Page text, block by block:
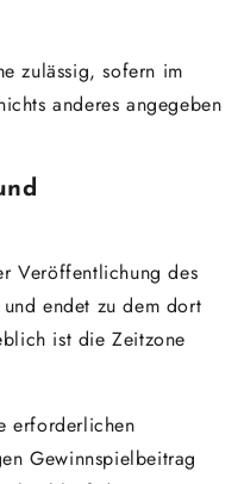
zulässig, sofern im
anderes angegeben
Veröffentlichung des
endet zu dem dort
ist die Zeitzone
erforderlichen
Gewinnspielbeitrag